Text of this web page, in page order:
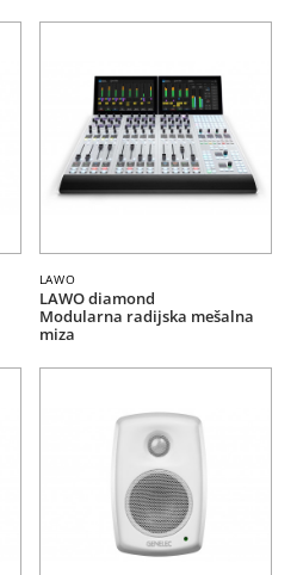
LAWO
LAWO diamond
Modularna radijska mešalna
miza